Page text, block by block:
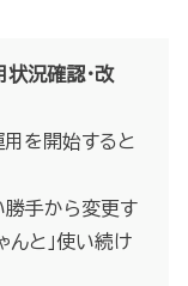
況確認・改
を開始すると
勝手から変更す
んと」使い続け